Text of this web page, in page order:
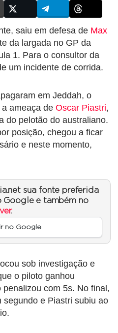
saiu em defesa de Max
da largada no GP da
1. Para o consultor da
um incidente de corrida.
em Jeddah, o
ameaça de Oscar Piastri,
do pelotão do australiano.
posição, chegou a ficar
e neste momento,
sua fonte preferida
Google e também no
.
no Google
sob investigação e
o piloto ganhou
com 5s. No final,
segundo e Piastri subiu ao